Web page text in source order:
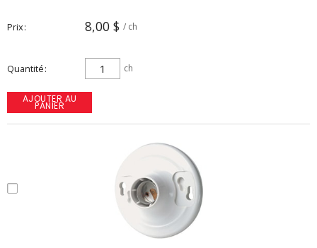
Prix 8,00 $ / ch
Quantité ch
AJOUTER AU
PANIER